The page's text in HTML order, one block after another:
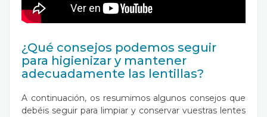
¿Qué consejos podemos seguir
para higienizar y mantener
adecuadamente las lentillas?
A continuación, os resumimos algunos consejos que
debéis seguir para limpiar y conservar vuestras lentes